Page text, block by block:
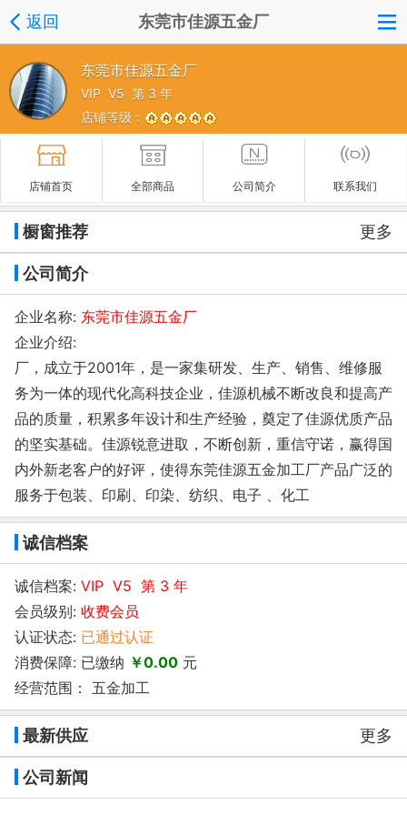
返回 东莞市佳源五金厂
东莞市佳源五金厂
VIP V5 第 3 年
店铺等级：
店铺首页 全部商品 公司简介 联系我们
橱窗推荐 更多
公司简介
企业名称: 东莞市佳源五金厂
企业介绍:
厂，成立于2001年，是一家集研发、生产、销售、维修服
务为一体的现代化高科技企业，佳源机械不断改良和提高产
品的质量，积累多年设计和生产经验，奠定了佳源优质产品
的坚实基础。佳源锐意进取，不断创新，重信守诺，赢得国
内外新老客户的好评，使得东莞佳源五金加工厂产品广泛的
服务于包装、印刷、印染、纺织、电子 、化工
诚信档案
诚信档案: VIP V5 第 3 年
会员级别: 收费会员
认证状态: 已通过认证
消费保障: 已缴纳 ￥0.00 元
经营范围： 五金加工
最新供应 更多
公司新闻